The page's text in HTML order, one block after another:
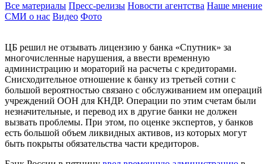
Все материалы Пресс-релизы Новости агентства Наше мнение
СМИ о нас Видео Фото
ЦБ решил не отзывать лицензию у банка «Спутник» за
многочисленные нарушения, а ввести временную
администрацию и мораторий на расчеты с кредиторами.
Снисходительное отношение к банку из третьей сотни с
большой вероятностью связано с обслуживанием им операций
учреждений ООН для КНДР. Операции по этим счетам были
незначительные, и перевод их в другие банки не должен
вызвать проблемы. При этом, по оценке экспертов, у банков
есть большой объем ликвидных активов, из которых могут
быть покрыты обязательства части кредиторов.